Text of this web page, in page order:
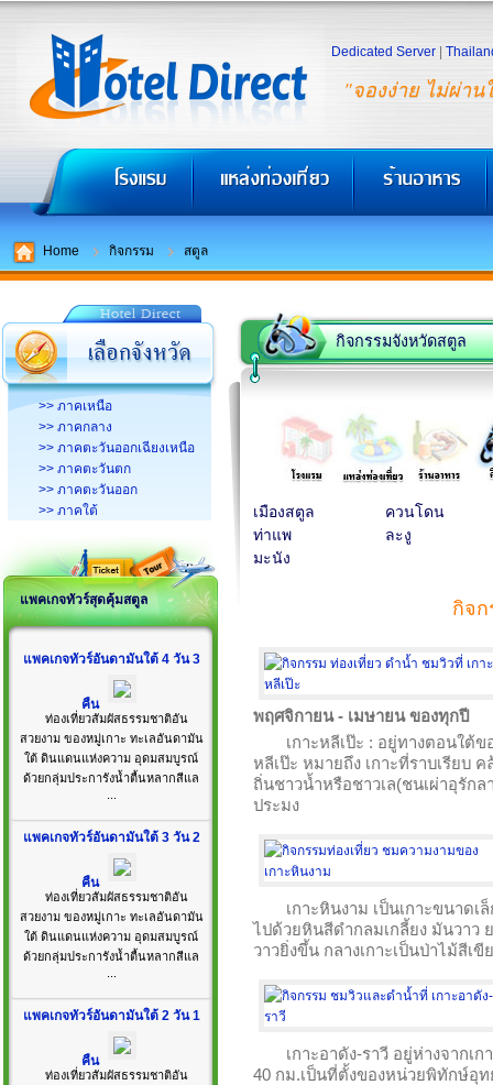
"จองง่าย ไม่ผ่าน
Dedicated Server
Home กิจกรรม สตูล
>> ภาคเหนือ
>> ภาคกลาง
>> ภาคตะวันออกเฉียงเหนือ
>> ภาคตะวันตก
>> ภาคตะวันออก
>> ภาคใต้
แพคเกจทัวร์สุดคุ้มสตูล
แพคเกจทัวร์อันดามันใต้ 4 วัน 3
คืน
ท่องเที่ยวสัมผัสธรรมชาติอัน
สวยงาม ของหมู่เกาะ ทะเลอันดามัน
ใต้ ดินแดนแห่งความ อุดมสมบูรณ์
ด้วยกลุ่มประการังน้ำตื้นหลากสีแล
แพคเกจทัวร์อันดามันใต้ 3 วัน 2
คืน
ท่องเที่ยวสัมผัสธรรมชาติอัน
สวยงาม ของหมู่เกาะ ทะเลอันดามัน
ใต้ ดินแดนแห่งความ อุดมสมบูรณ์
ด้วยกลุ่มประการังน้ำตื้นหลากสีแล
แพคเกจทัวร์อันดามันใต้ 2 วัน 1
คืน
ท่องเที่ยวสัมผัสธรรมชาติอัน
กิจกรรมจังหวัดสตูล
เมืองสตูล
ควนโดน
ท่าแพ
ละงู
มะนัง
กิจ
พฤศจิกายน - เมษายน ของทุกปี
เกาะหลีเป๊ะ : อยู่ทางตอนใต้ข
หลีเป๊ะ หมายถึง เกาะที่ราบเรียบ
ถิ่นชาวน้ำหรือชาวเล(ชนเผ่าอุรัก
ประมง
เกาะหินงาม เป็นเกาะขนาดเ
ไปด้วยหินสีดำกลมเกลี้ยง มันวา
วาวยิ่งขึ้น กลางเกาะเป็นป่าไม้สีเ
เกาะอาดัง-ราวี อยู่ห่างจากเ
40 กม.เป็นที่ตั้งของหน่วยพิทักษ์อุ